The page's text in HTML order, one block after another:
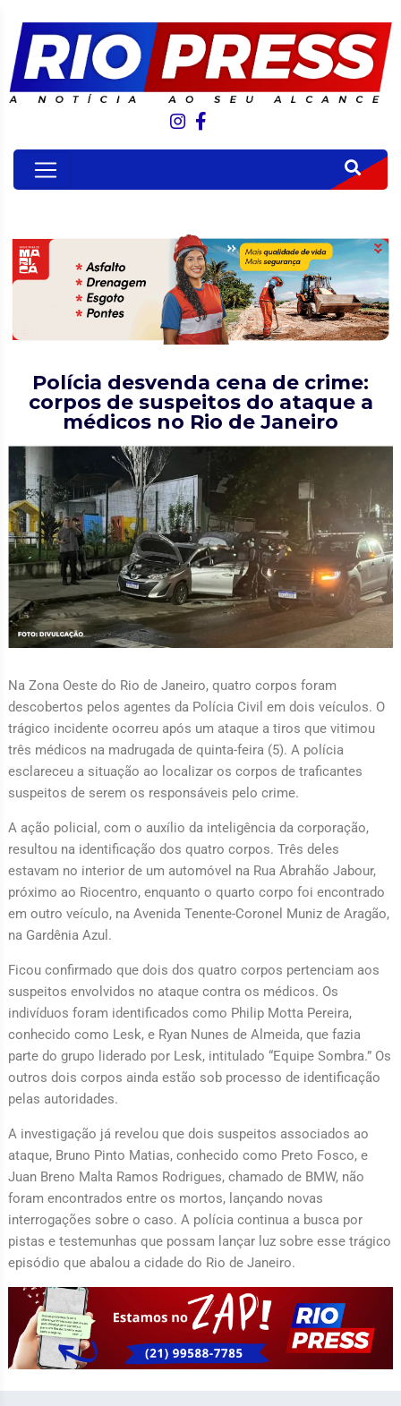
Polícia desvenda cena de crime:
corpos de suspeitos do ataque a
médicos no Rio de Janeiro
Na Zona Oeste do Rio de Janeiro, quatro corpos foram
descobertos pelos agentes da Polícia Civil em dois veículos. O
trágico incidente ocorreu após um ataque a tiros que vitimou
três médicos na madrugada de quinta-feira (5). A polícia
esclareceu a situação ao localizar os corpos de traficantes
suspeitos de serem os responsáveis pelo crime.
A ação policial, com o auxílio da inteligência da corporação,
resultou na identificação dos quatro corpos. Três deles
estavam no interior de um automóvel na Rua Abrahão Jabour,
próximo ao Riocentro, enquanto o quarto corpo foi encontrado
em outro veículo, na Avenida Tenente-Coronel Muniz de Aragão,
na Gardênia Azul.
Ficou confirmado que dois dos quatro corpos pertenciam aos
suspeitos envolvidos no ataque contra os médicos. Os
indivíduos foram identificados como Philip Motta Pereira,
conhecido como Lesk, e Ryan Nunes de Almeida, que fazia
parte do grupo liderado por Lesk, intitulado “Equipe Sombra.” Os
outros dois corpos ainda estão sob processo de identificação
pelas autoridades.
A investigação já revelou que dois suspeitos associados ao
ataque, Bruno Pinto Matias, conhecido como Preto Fosco, e
Juan Breno Malta Ramos Rodrigues, chamado de BMW, não
foram encontrados entre os mortos, lançando novas
interrogações sobre o caso. A polícia continua a busca por
pistas e testemunhas que possam lançar luz sobre esse trágico
episódio que abalou a cidade do Rio de Janeiro.